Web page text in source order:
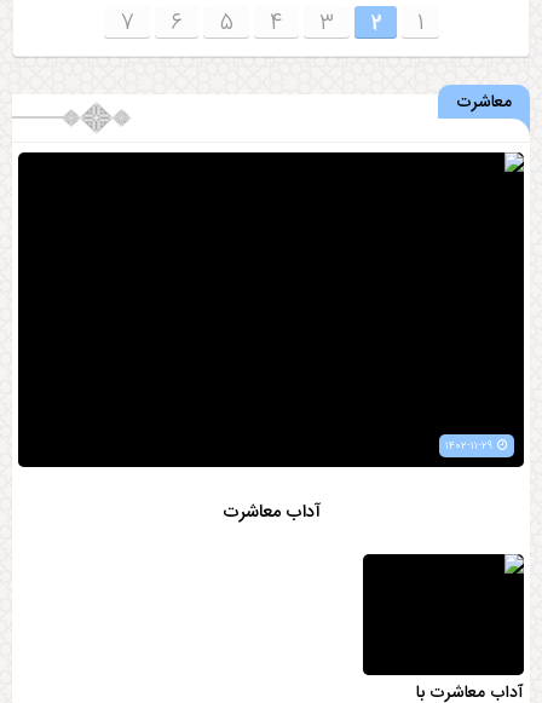
۱ ۲ ۳ ۴ ۵ ۶ ۷
معاشرت
آداب معاشرت
آداب معاشرت با